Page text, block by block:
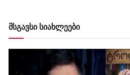
მსგავსი სიახლეები